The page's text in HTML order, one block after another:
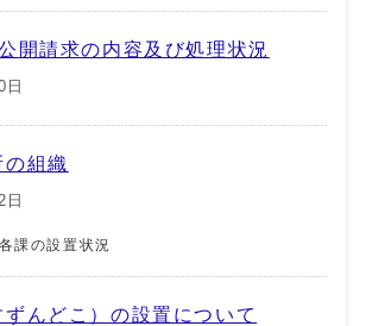
開請求の内容及び処理状況
組織
課の設置状況
んどこ）の設置について